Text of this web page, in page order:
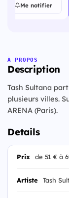
Me notifier
À PROPOS
Description
Tash Sultana
plusieurs villes.
ARENA (Paris).
Details
Prix de 51 € à
Artiste Tash